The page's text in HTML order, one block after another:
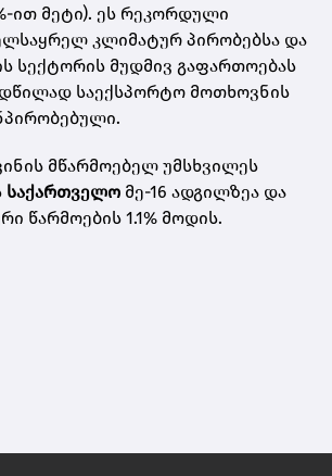
ით მეტი). ეს რეკორდული
კლიმატურ პირობებსა და
სექტორის მუდმივ გაფართოებას
საექსპორტო მოთხოვნის
მწარმოებელ უმსხვილეს
საქართველო მე-16 ადგილზეა და
წარმოების 1.1% მოდის.